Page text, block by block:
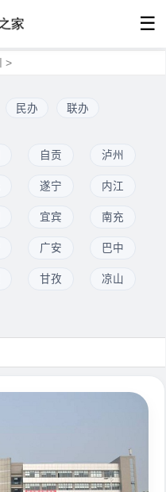
☰
>
民办 联办
自贡 泸州
遂宁 内江
宜宾 南充
广安 巴中
甘孜 凉山